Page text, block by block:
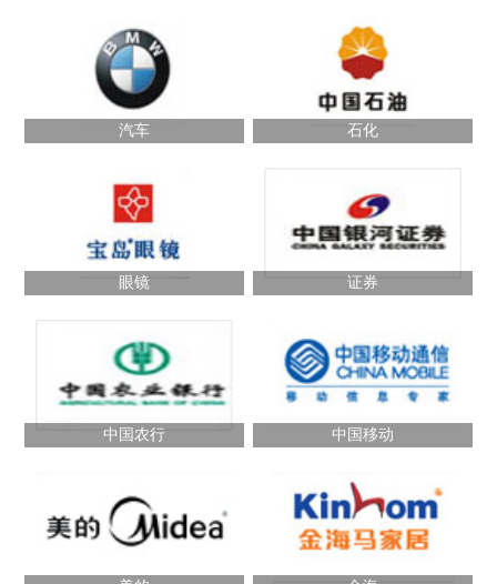
汽车 石化
眼镜 证券
中国农行 中国移动